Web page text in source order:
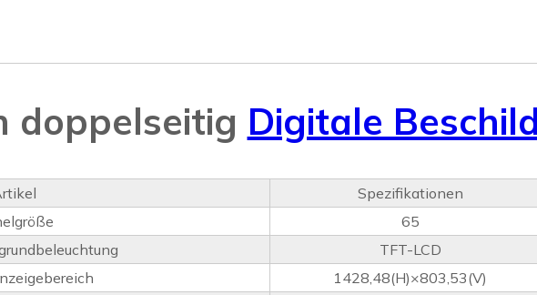
doppelseitig Digitale
Spezifikationen
65
TFT-LCD
1428,48(H)×803,53(V)